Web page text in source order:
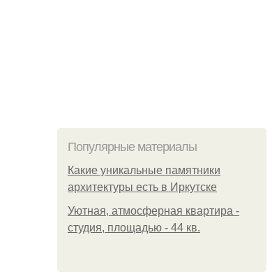
Популярные материалы
Какие уникальные памятники
архитектуры есть в Иркутске
Уютная, атмосферная квартира -
студия, площадью - 44 кв.